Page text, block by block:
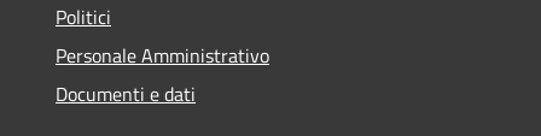
Politici
Personale Amministrativo
Documenti e dati